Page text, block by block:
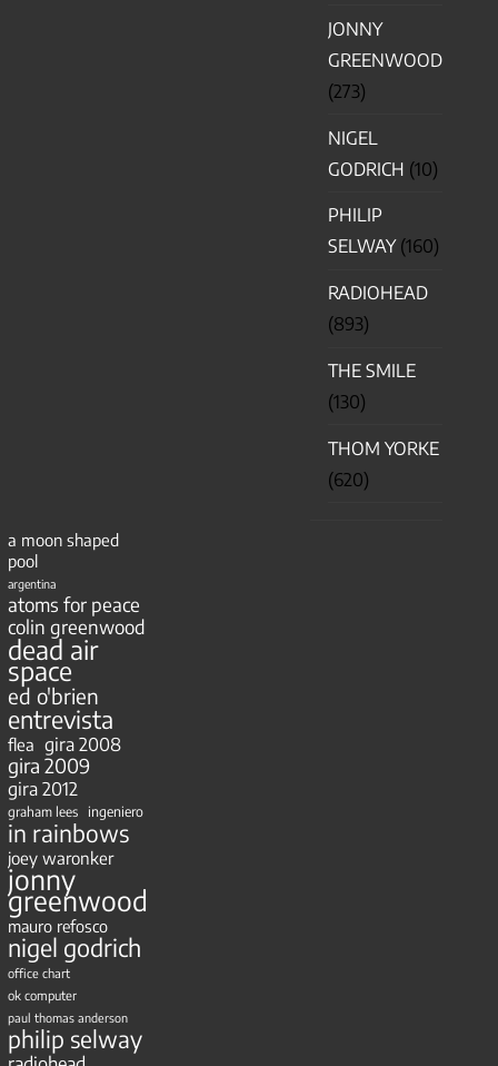
JONNY
GREENWOOD
(273)
NIGEL
GODRICH (10)
PHILIP
SELWAY(160)
RADIOHEAD
(893)
THE SMILE
(130)
THOM YORKE
(620)
a moon shaped
pool
argentina
atoms for peace
colin greenwood
dead air
space
ed o'brien
entrevista
flea gira 2008
gira 2009
gira 2012
graham lees ingeniero
in rainbows
joey waronker
jonny
greenwood
mauro refosco
nigel godrich
office chart
ok computer
paul thomas anderson
philip selway